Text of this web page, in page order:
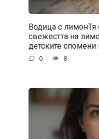
Водица с лимонТя
свежестта на
детските
0 8